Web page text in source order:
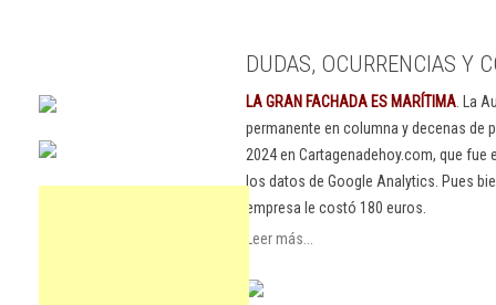
DUDAS, OCURRENCIAS Y
LA GRAN FACHADA ES MARÍTIMA . La
permanente en columna y decenas
2024 en Cartagenadehoy.com, que
los datos de Google Analytics. Pues
empresa le costó 180 euros.
Leer más...